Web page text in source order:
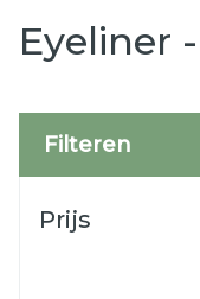
Eyeliner
Filteren
Prijs